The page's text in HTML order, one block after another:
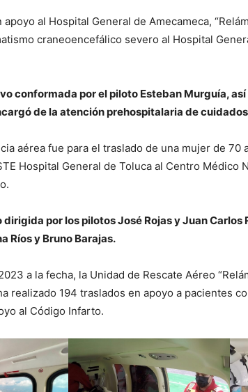
al Hospital General de Amecameca,
craneoencefálico severo al Hospital
conformada por el piloto Esteban Murguía,
de la atención prehospitalaria de
aérea fue para el traslado de una mujer de 70
Hospital General de Toluca al Centro Médico
por los pilotos José Rojas y Juan Carlos
Ríos y Bruno Barajas.
a la fecha, la Unidad de Rescate Aéreo
realizado 194 traslados en apoyo a pacientes
al Código Infarto.